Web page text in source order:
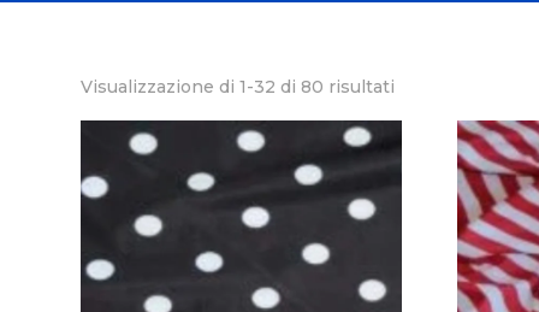
Visualizzazione di 1-32 di 80 risultati